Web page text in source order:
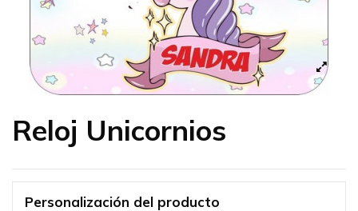
Reloj Unicornios
Personalización del producto